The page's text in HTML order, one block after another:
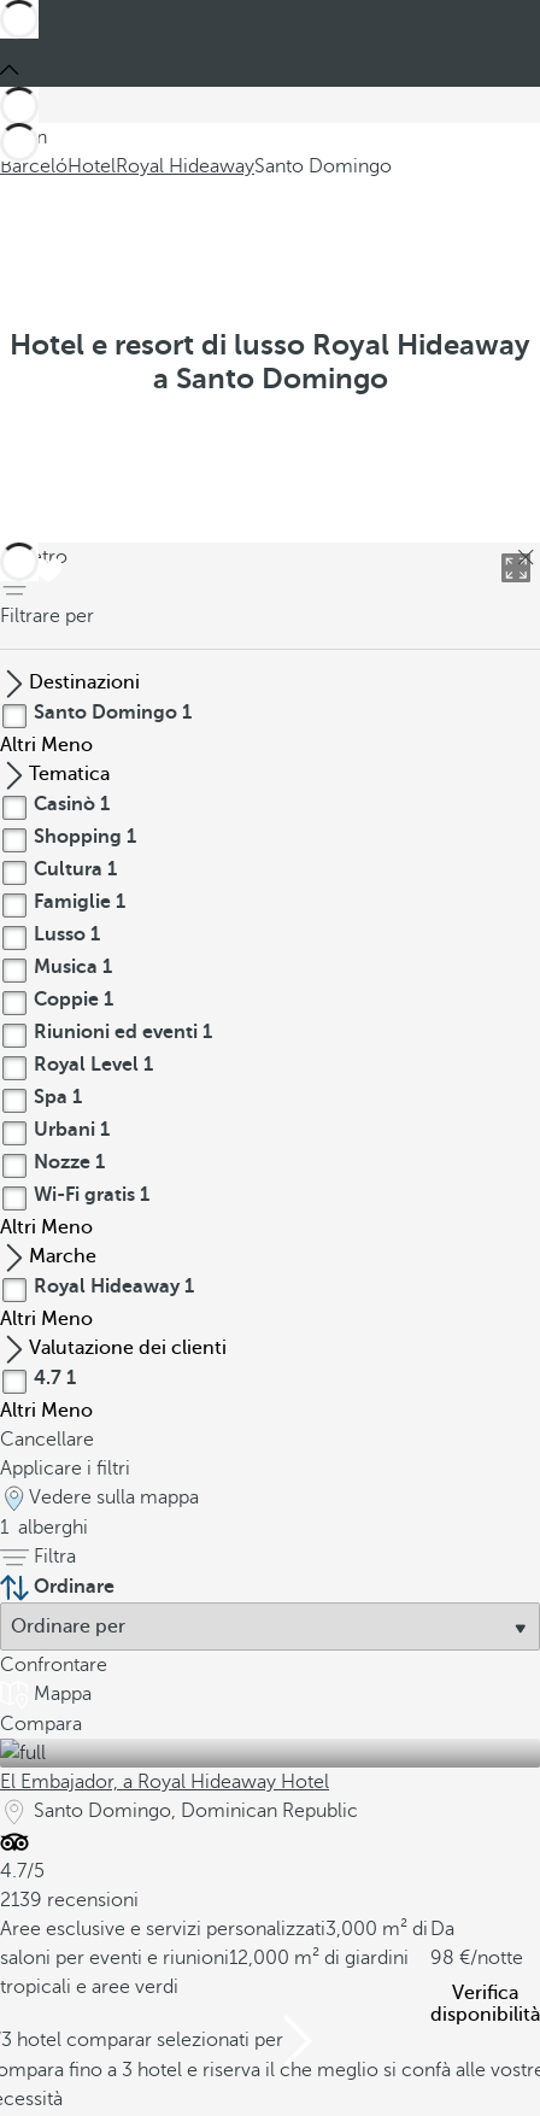
Sei in
BarcelóHotelRoyal HideawaySanto Domingo
Hotel e resort di lusso Royal Hideaway
a Santo Domingo
indietro
Filtrare per
Destinazioni
Santo Domingo 1
Altri Meno
Tematica
Casinò 1
Shopping 1
Cultura 1
Famiglie 1
Lusso 1
Musica 1
Coppie 1
Riunioni ed eventi 1
Royal Level 1
Spa 1
Urbani 1
Nozze 1
Wi-Fi gratis 1
Altri Meno
Marche
Royal Hideaway 1
Altri Meno
Valutazione dei clienti
4.7 1
Altri Meno
Cancellare
Applicare i filtri
Vedere sulla mappa
1 alberghi
Filtra
Ordinare
Confrontare
Mappa
Compara
El Embajador, a Royal Hideaway Hotel
Santo Domingo, Dominican Republic
4.7/5
2139 recensioni
Aree esclusive e servizi personalizzati3,000 m² di
saloni per eventi e riunioni12,000 m² di giardini
tropicali e aree verdi
Da
98
/notte
Verifica
disponibilità
hotel comparar selezionati per
fino a 3 hotel e riserva il che meglio si confà alle